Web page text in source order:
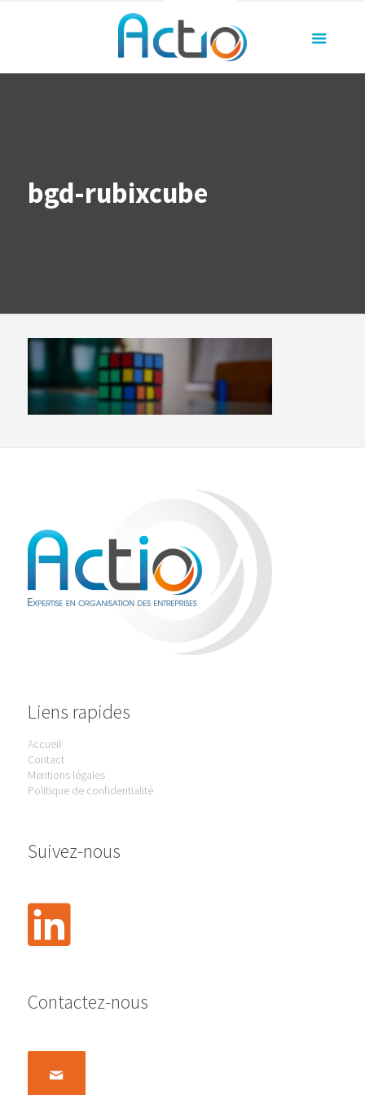
bgd-rubixcube
Liens rapides
Accueil
Contact
Mentions légales
Politique de confidentialité
Suivez-nous
Contactez-nous